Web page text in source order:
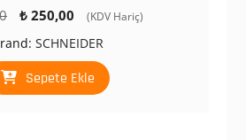
Orijinal
fiyat:
₺ 500,20.
₺250,00
Şu
fiyat:
₺ 250,00.
(KDV Hariç)
SCHNEIDER
Sepete Ekle